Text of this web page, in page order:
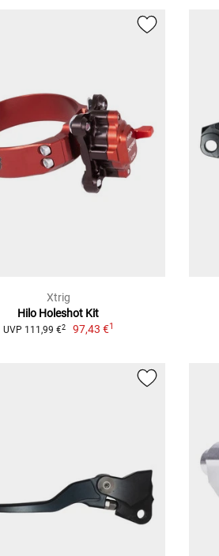
Xtrig
Hilo Holeshot Kit
UVP 111,99 €2 97,43 €1